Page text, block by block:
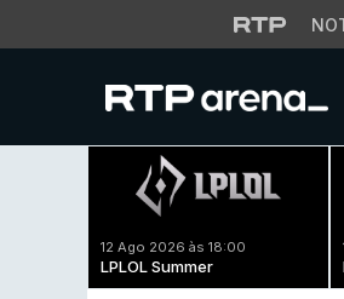
12 Ago 2026 às 18:00
LPLOL Summer